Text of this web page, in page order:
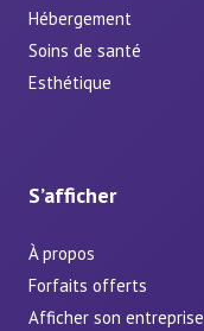
Hébergement
Soins de santé
Esthétique
S’afficher
À propos
Forfaits offerts
Afficher son entreprise